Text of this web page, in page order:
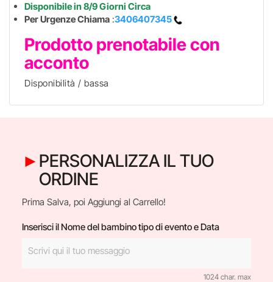
Disponibile in 8/9 Giorni Circa
Per Urgenze Chiama :3406407345
Prodotto prenotabile con
acconto
Disponibilità / bassa
PERSONALIZZA IL TUO
ORDINE
Prima Salva, poi Aggiungi al Carrello!
Inserisci il Nome del bambino tipo di evento e Data
1024 char. max